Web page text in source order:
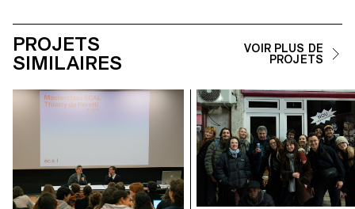
PROJETS
SIMILAIRES
VOIR PLUS DE
PROJETS